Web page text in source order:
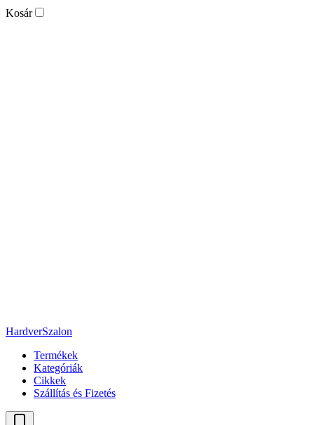
Kosár
HardverSzalon
Termékek
Kategóriák
Cikkek
Szállítás és Fizetés